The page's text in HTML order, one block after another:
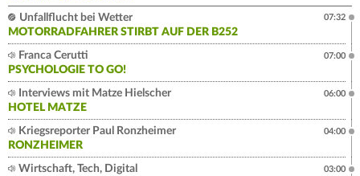
Unfallflucht bei Wetter
MOTORRADFAHRER STIRBT AUF DER B252
07:32
Franca Cerutti
PSYCHOLOGIE TO GO!
07:00
Interviews mit Matze Hielscher
HOTEL MATZE
06:00
Kriegsreporter Paul Ronzheimer
RONZHEIMER
04:00
Wirtschaft, Tech, Digital
03:00